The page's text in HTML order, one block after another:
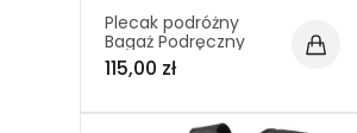
Plecak podróżny
Bagaż Podręczny
46×32×16 Niebieski
PT045
115,00 zł